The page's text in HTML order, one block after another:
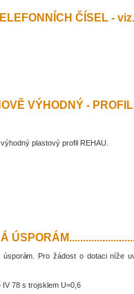
ČÍSEL -
VÝHODNÝ -
plastový profil REHAU.
Pro žádost o dotaci níže
78 s trojsklem U=0,6